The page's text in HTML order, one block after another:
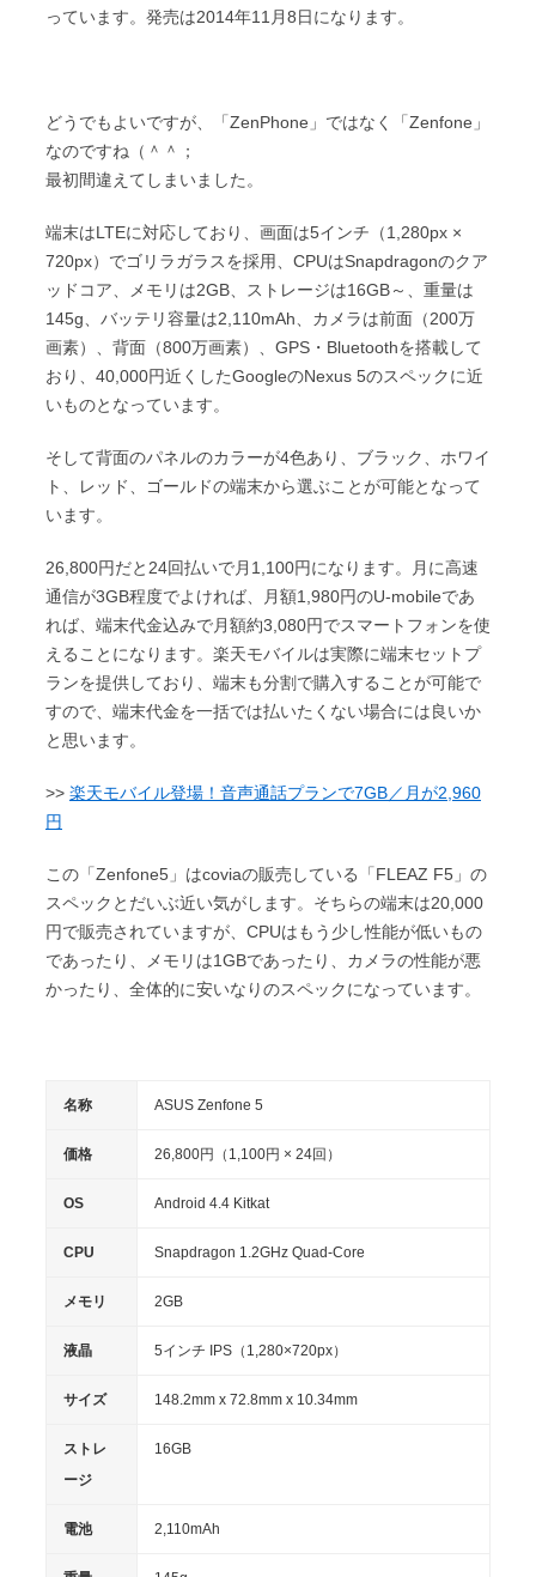
っています。発売は2014年11月8日になります。
どうでもよいですが、「ZenPhone」ではなく「Zenfone」
なのですね（＾＾；
最初間違えてしまいました。
端末はLTEに対応しており、画面は5インチ（1,280px ×
720px）でゴリラガラスを採用、CPUはSnapdragonのクア
ッドコア、メモリは2GB、ストレージは16GB～、重量は
145g、バッテリ容量は2,110mAh、カメラは前面（200万
画素）、背面（800万画素）、GPS・Bluetoothを搭載して
おり、40,000円近くしたGoogleのNexus 5のスペックに近
いものとなっています。
そして背面のパネルのカラーが4色あり、ブラック、ホワイ
ト、レッド、ゴールドの端末から選ぶことが可能となって
います。
26,800円だと24回払いで月1,100円になります。月に高速
通信が3GB程度でよければ、月額1,980円のU-mobileであ
れば、端末代金込みで月額約3,080円でスマートフォンを使
えることになります。楽天モバイルは実際に端末セットプ
ランを提供しており、端末も分割で購入することが可能で
すので、端末代金を一括では払いたくない場合には良いか
と思います。
>> 楽天モバイル登場！音声通話プランで7GB／月が2,960
円
この「Zenfone5」はcoviaの販売している「FLEAZ F5」の
スペックとだいぶ近い気がします。そちらの端末は20,000
円で販売されていますが、CPUはもう少し性能が低いもの
であったり、メモリは1GBであったり、カメラの性能が悪
かったり、全体的に安いなりのスペックになっています。
名称 ASUS Zenfone 5
価格 26,800円（1,100円 × 24回）
OS Android 4.4 Kitkat
CPU Snapdragon 1.2GHz Quad-Core
メモリ 2GB
液晶 5インチ IPS（1,280×720px）
サイズ 148.2mm x 72.8mm x 10.34mm
ストレ
ージ
16GB
電池 2,110mAh